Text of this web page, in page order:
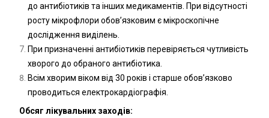
до антибіотиків та інших медикаментів. При відсутності
росту мікрофлори обов’язковим є мікроскопічне
дослідження виділень.
При призначенні антибіотиків перевіряється чутливість
хворого до обраного антибіотика.
Всім хворим віком від 30 років і старше обов’язково
проводиться електрокардіографія.
Обсяг лікувальних заходів: